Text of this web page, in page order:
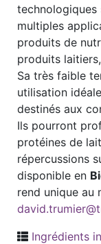
technologiques
multiples
produits de
produits
Sa très faible
utilisation
destinés aux
Ils pourront
protéines de
répercussions
disponible en
rend unique au
Ingrédients